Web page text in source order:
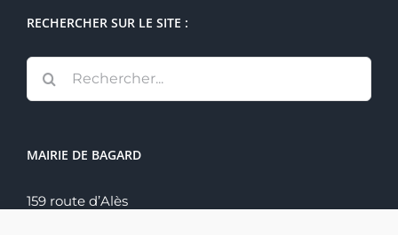
RECHERCHER SUR LE SITE :
MAIRIE DE BAGARD
159 route d’Alès